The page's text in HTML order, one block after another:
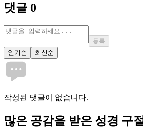
댓글 0
등록
인기순
최신순
작성된 댓글이 없습니다.
많은 공감을 받은 성경 구절